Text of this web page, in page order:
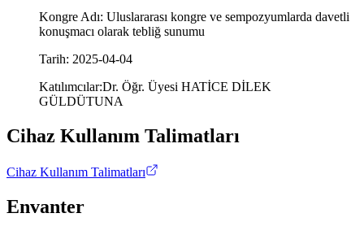
Kongre Adı: Uluslararası kongre ve sempozyumlarda davetli
konuşmacı olarak tebliğ sunumu
Tarih: 2025-04-04
Katılımcılar:Dr. Öğr. Üyesi HATİCE DİLEK
GÜLDÜTUNA
Cihaz Kullanım Talimatları
Cihaz Kullanım Talimatları
Envanter